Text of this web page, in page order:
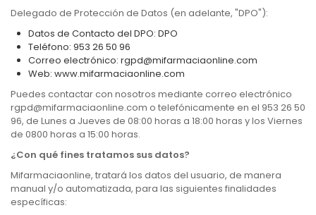
Delegado de Protección de Datos (en adelante, "DPO"):
Datos de Contacto del DPO: DPO
Teléfono: 953 26 50 96
Correo electrónico: rgpd@mifarmaciaonline.com
Web: www.mifarmaciaonline.com
Puedes contactar con nosotros mediante correo electrónico
rgpd@mifarmaciaonline.com o telefónicamente en el 953 26 50
96, de Lunes a Jueves de 08:00 horas a 18:00 horas y los Viernes
de 0800 horas a 15:00 horas.
¿Con qué fines tratamos sus datos?
Mifarmaciaonline, tratará los datos del usuario, de manera
manual y/o automatizada, para las siguientes finalidades
específicas: